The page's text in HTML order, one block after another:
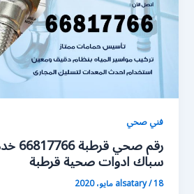
فني صحي
رقم
سباك ادوات صحية قرطبة
alsatary/18 مايو، 2020